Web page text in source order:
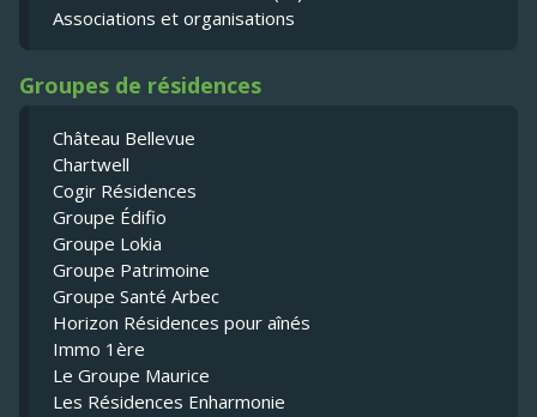
Associations et organisations
Groupes de résidences
Château Bellevue
Chartwell
Cogir Résidences
Groupe Édifio
Groupe Lokia
Groupe Patrimoine
Groupe Santé Arbec
Horizon Résidences pour aînés
Immo 1ère
Le Groupe Maurice
Les Résidences Enharmonie